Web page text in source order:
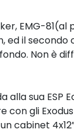
EMG-
il secondo
Non è
sua ESP
gli
cabinet